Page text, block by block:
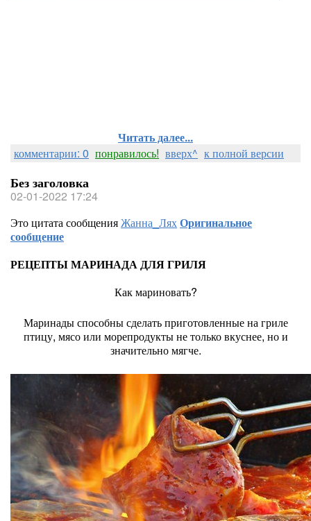
Читать далее...
комментарии: 0 понравилось! вверх^ к полной версии
Без заголовка
02-01-2022 17:24
Это цитата сообщенияЖанна_ЛяхОригинальное
сообщение
РЕЦЕПТЫ МАРИНАДА ДЛЯ ГРИЛЯ
Как мариновать?
Маринады способны сделать приготовленные на гриле
птицу, мясо или морепродукты не только вкуснее, но и
значительно мягче.